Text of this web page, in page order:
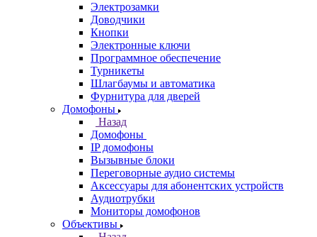
Электрозамки
Доводчики
Кнопки
Электронные ключи
Программное обеспечение
Турникеты
Шлагбаумы и автоматика
Фурнитура для дверей
Домофоны
Назад
Домофоны
IP домофоны
Вызывные блоки
Переговорные аудио системы
Аксессуары для абонентских устройств
Аудиотрубки
Мониторы домофонов
Объективы